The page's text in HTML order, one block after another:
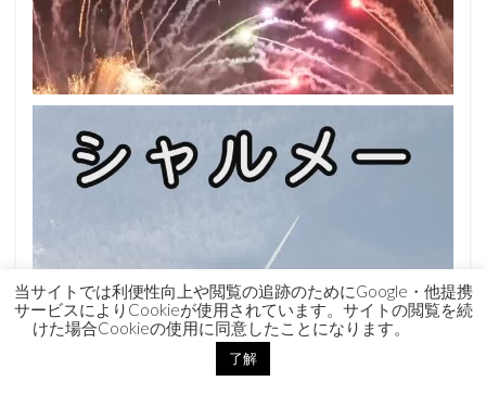
当サイトでは利便性向上や閲覧の追跡のためにGoogle・他提携
サービスによりCookieが使用されています。サイトの閲覧を続
けた場合Cookieの使用に同意したことになります。
了解